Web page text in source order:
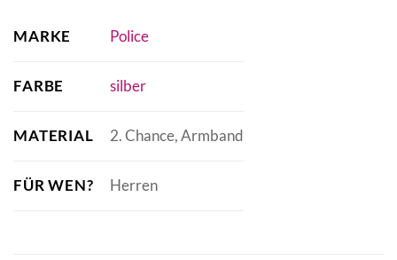
MARKE Police
FARBE silber
MATERIAL 2. Chance, Armband
FÜR WEN? Herren